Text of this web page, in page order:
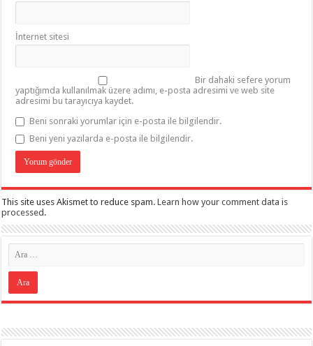
İnternet sitesi
Bir dahaki sefere yorum
yaptığımda kullanılmak üzere adımı, e-posta adresimi ve web site
adresimi bu tarayıcıya kaydet.
Beni sonraki yorumlar için e-posta ile bilgilendir.
Beni yeni yazılarda e-posta ile bilgilendir.
This site uses Akismet to reduce spam.Learn how your comment data is
processed .